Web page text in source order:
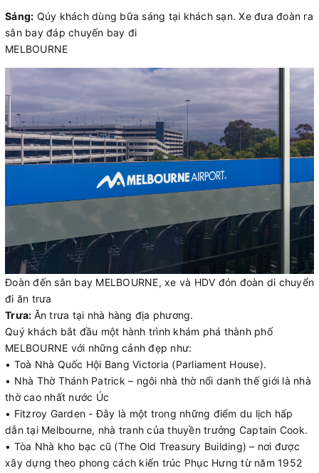
Sáng: Qúy khách dùng bữa sáng tại khách sạn. Xe đưa đoàn ra
sân bay đáp chuyến bay đi
MELBOURNE
Đoàn đến sân bay MELBOURNE, xe và HDV đón đoàn di chuyển
đi ăn trưa
Trưa: Ăn trưa tại nhà hàng địa phương.
Quý khách bắt đầu một hành trình khám phá thành phố
MELBOURNE với những cảnh đẹp như:
• Toà Nhà Quốc Hội Bang Victoria (Parliament House).
• Nhà Thờ Thánh Patrick – ngôi nhà thờ nổi danh thế giới là nhà
thờ cao nhất nước Úc
• Fitzroy Garden - Đây là một trong những điểm du lịch hấp
dẫn tại Melbourne, nhà tranh của thuyền trưởng Captain Cook.
• Tòa Nhà kho bạc cũ (The Old Treasury Building) – nơi được
xây dựng theo phong cách kiến trúc Phục Hưng từ năm 1952